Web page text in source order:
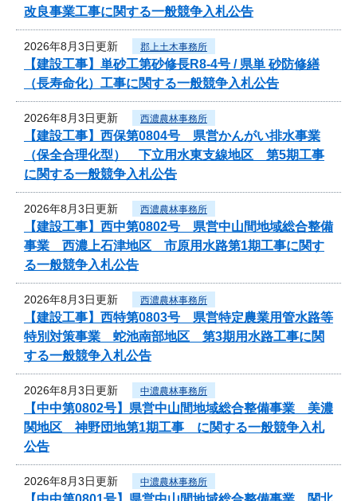
改良事業工事に関する一般競争入札公告
2026年8月3日更新 郡上土木事務所
【建設工事】単砂工第砂修長R8-4号 / 県単 砂防修繕
（長寿命化）工事に関する一般競争入札公告
2026年8月3日更新 西濃農林事務所
【建設工事】西保第0804号 県営かんがい排水事業
（保全合理化型） 下立用水東支線地区 第5期工事
に関する一般競争入札公告
2026年8月3日更新 西濃農林事務所
【建設工事】西中第0802号 県営中山間地域総合整備
事業 西濃上石津地区 市原用水路第1期工事に関す
る一般競争入札公告
2026年8月3日更新 西濃農林事務所
【建設工事】西特第0803号 県営特定農業用管水路等
特別対策事業 蛇池南部地区 第3期用水路工事に関
する一般競争入札公告
2026年8月3日更新 中濃農林事務所
【中中第0802号】県営中山間地域総合整備事業 美濃
関地区 神野団地第1期工事 に関する一般競争入札
公告
2026年8月3日更新 中濃農林事務所